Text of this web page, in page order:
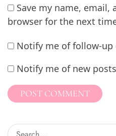
Save my name, email,
browser for the next
Notify me of follow-
Notify me of new
Search